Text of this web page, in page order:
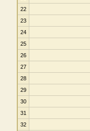
22
23
24
25
26
27
28
29
30
31
32